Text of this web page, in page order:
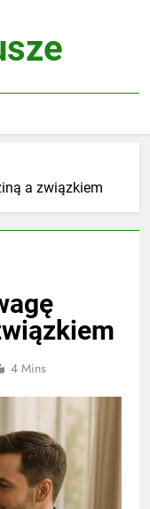
a związkiem
4 Mins